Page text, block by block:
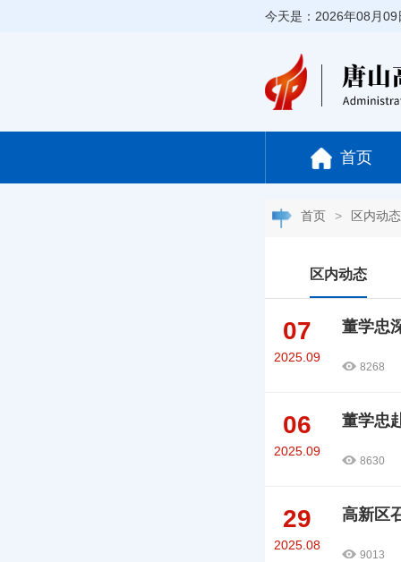
今天是：2026年08月09
首页
首页 > 区内动态
区内动态
07
2025.09
董学忠
8268
06
2025.09
董学忠
8630
29
2025.08
高新区
9013